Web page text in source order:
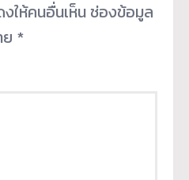
ให้คนอื่นเห็น ช่องข้อมูล
*